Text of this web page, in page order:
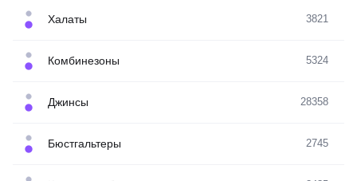
Халаты 3821
Комбинезоны 5324
Джинсы 28358
Бюстгальтеры 2745